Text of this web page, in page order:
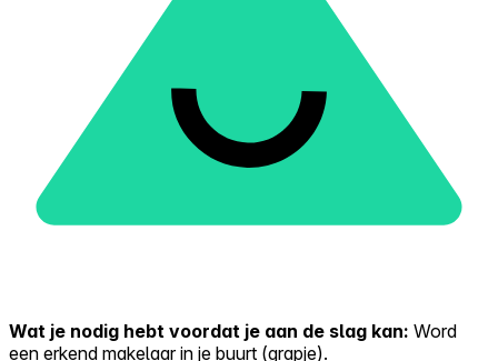
Wat je nodig hebt voordat je aan de slag kan: Word
een erkend makelaar in je buurt (grapje).